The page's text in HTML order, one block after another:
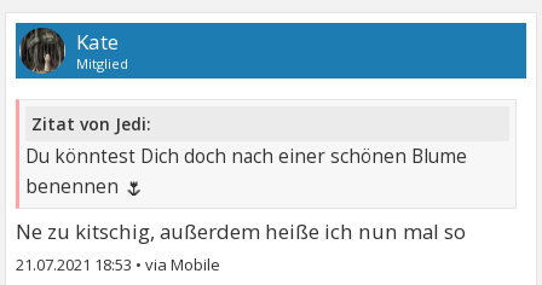
Kate
Mitglied
Zitat von Jedi:
Du könntest Dich doch nach einer schönen Blume
benennen 🌷
Ne zu kitschig, außerdem heiße ich nun mal so
21.07.2021 18:53 •